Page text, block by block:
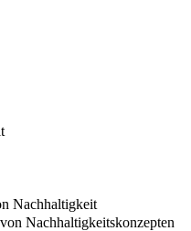
Nachhaltigkeit
Nachhaltigkeitskonzepten